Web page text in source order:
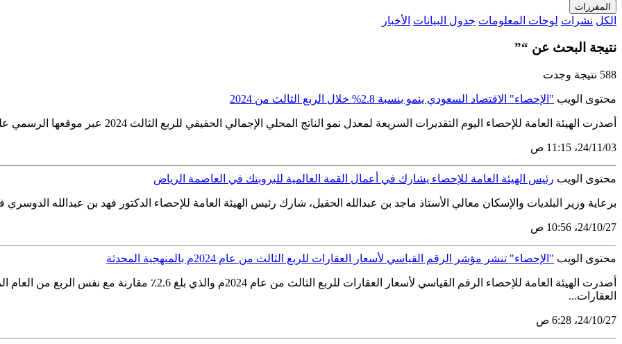
المفرزات
الكل نشرات لوحات المعلومات جدول البيانات الأخبار
نتيجة البحث عن “”
588 نتيجة وجدت
محتوى الويب "الإحصاء" الاقتصاد السعودي ينمو بنسبة 2.8% خلال الربع الثالث من 2024
أصدرت الهيئة العامة للإحصاء اليوم التقديرات السريعة لمعدل نمو الناتج المحلي الإجمالي الحقيقي للربع الثالث 2024 عبر موقعها الرسمي على شبكة الانترنت، ووفقاً لذلك فقد حقق الناتج المحلي الإجمالي...
03‏/11‏/24، 11:15 ص
محتوى الويب رئيس الهيئة العامة للإحصاء يشارك في أعمال القمة العالمية للبروبتك في العاصمة الرياض
برعاية وزير البلديات والإسكان معالي الأستاذ ماجد بن عبدالله الحقيل، شارك رئيس الهيئة العامة للإحصاء الدكتور فهد بن عبدالله
27‏/10‏/24، 10:56 ص
محتوى الويب "الإحصاء" تنشر مؤشر الرقم القياسي لأسعار العقارات للربع الثالث من عام 2024م بالمنهجية المحدثة
أصدرت الهيئة العامة للإحصاء الرقم القياسي لأسعار العقارات
العقارات...
27‏/10‏/24، 6:28 ص